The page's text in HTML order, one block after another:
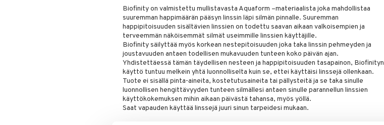
Biofinity on valmistettu mullistavasta Aquaform –materiaalista joka mahdollistaa
suuremman happimäärän pääsyn linssin läpi silmän pinnalle. Suuremman
happipitoisuuden sisältävien linssien on todettu saavan aikaan valkoisempien ja
terveemmän näköisemmät silmät useimmille linssien käyttäjille.
Biofinity säilyttää myös korkean nestepitoisuuden joka taka linssin pehmeyden ja
joustavuuden antaen todellisen mukavuuden tunteen koko päivän ajan.
Yhdistettäessä tämän täydellisen nesteen ja happipitoisuuden tasapainon, Biofinityn
käyttö tuntuu melkein yhtä luonnolliselta kuin se, ettei käyttäisi linssejä ollenkaan.
Tuote ei sisällä pinta-aineita, kostetutusaineita tai pällysteitä ja se taka sinulle
luonnollisen hengittävyyden tunteen silmällesi antaen sinulle parannellun linssien
käyttökokemuksen mihin aikaan päivästä tahansa, myös yöllä.
Saat vapauden käyttää linssejä juuri sinun tarpeidesi mukaan.